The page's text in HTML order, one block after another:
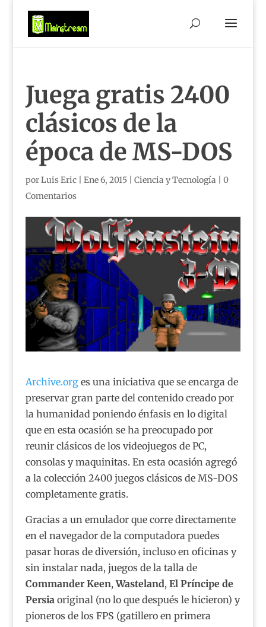
Juega gratis 2400
clásicos de la
época de MS-DOS
porLuis Eric| Ene 6, 2015| Ciencia y Tecnología
0
Comentarios
Archive.orges una iniciativa que se encarga de
preservar gran parte del contenido creado por
la humanidad poniendo énfasis en lo digital
que en esta ocasión se ha preocupado por
reunir clásicos de los videojuegos de PC,
consolas y maquinitas. En esta ocasión agregó
a la colección 2400 juegos clásicos de MS-DOS
completamente gratis.
Gracias a un emulador que corre directamente
en el navegador de la computadora puedes
pasar horas de diversión, incluso en oficinas y
sin instalar nada, juegos de la talla de
Commander Keen,Wasteland, El Príncipe de
Persia original (no lo que después le hicieron) y
pioneros de los FPS (gatillero en primera